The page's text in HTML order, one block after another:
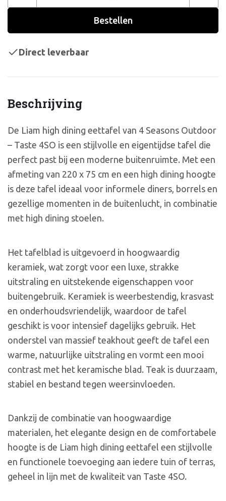
Beschrijving
De Liam high dining eettafel van 4 Seasons Outdoor
– Taste 4SO is een stijlvolle en eigentijdse tafel die
perfect past bij een moderne buitenruimte. Met een
afmeting van 220 x 75 cm en een high dining hoogte
is deze tafel ideaal voor informele diners, borrels en
gezellige momenten in de buitenlucht, in combinatie
met high dining stoelen.
Het tafelblad is uitgevoerd in hoogwaardig
keramiek, wat zorgt voor een luxe, strakke
uitstraling en uitstekende eigenschappen voor
buitengebruik. Keramiek is weerbestendig, krasvast
en onderhoudsvriendelijk, waardoor de tafel
geschikt is voor intensief dagelijks gebruik. Het
onderstel van massief teakhout geeft de tafel een
warme, natuurlijke uitstraling en vormt een mooi
contrast met het keramische blad. Teak is duurzaam,
stabiel en bestand tegen weersinvloeden.
Dankzij de combinatie van hoogwaardige
materialen, het elegante design en de comfortabele
hoogte is de Liam high dining eettafel een stijlvolle
en functionele toevoeging aan iedere tuin of terras,
geheel in lijn met de kwaliteit van Taste 4SO.
Bestellen
Direct leverbaar